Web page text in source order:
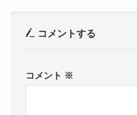
コメントする
コメント ※